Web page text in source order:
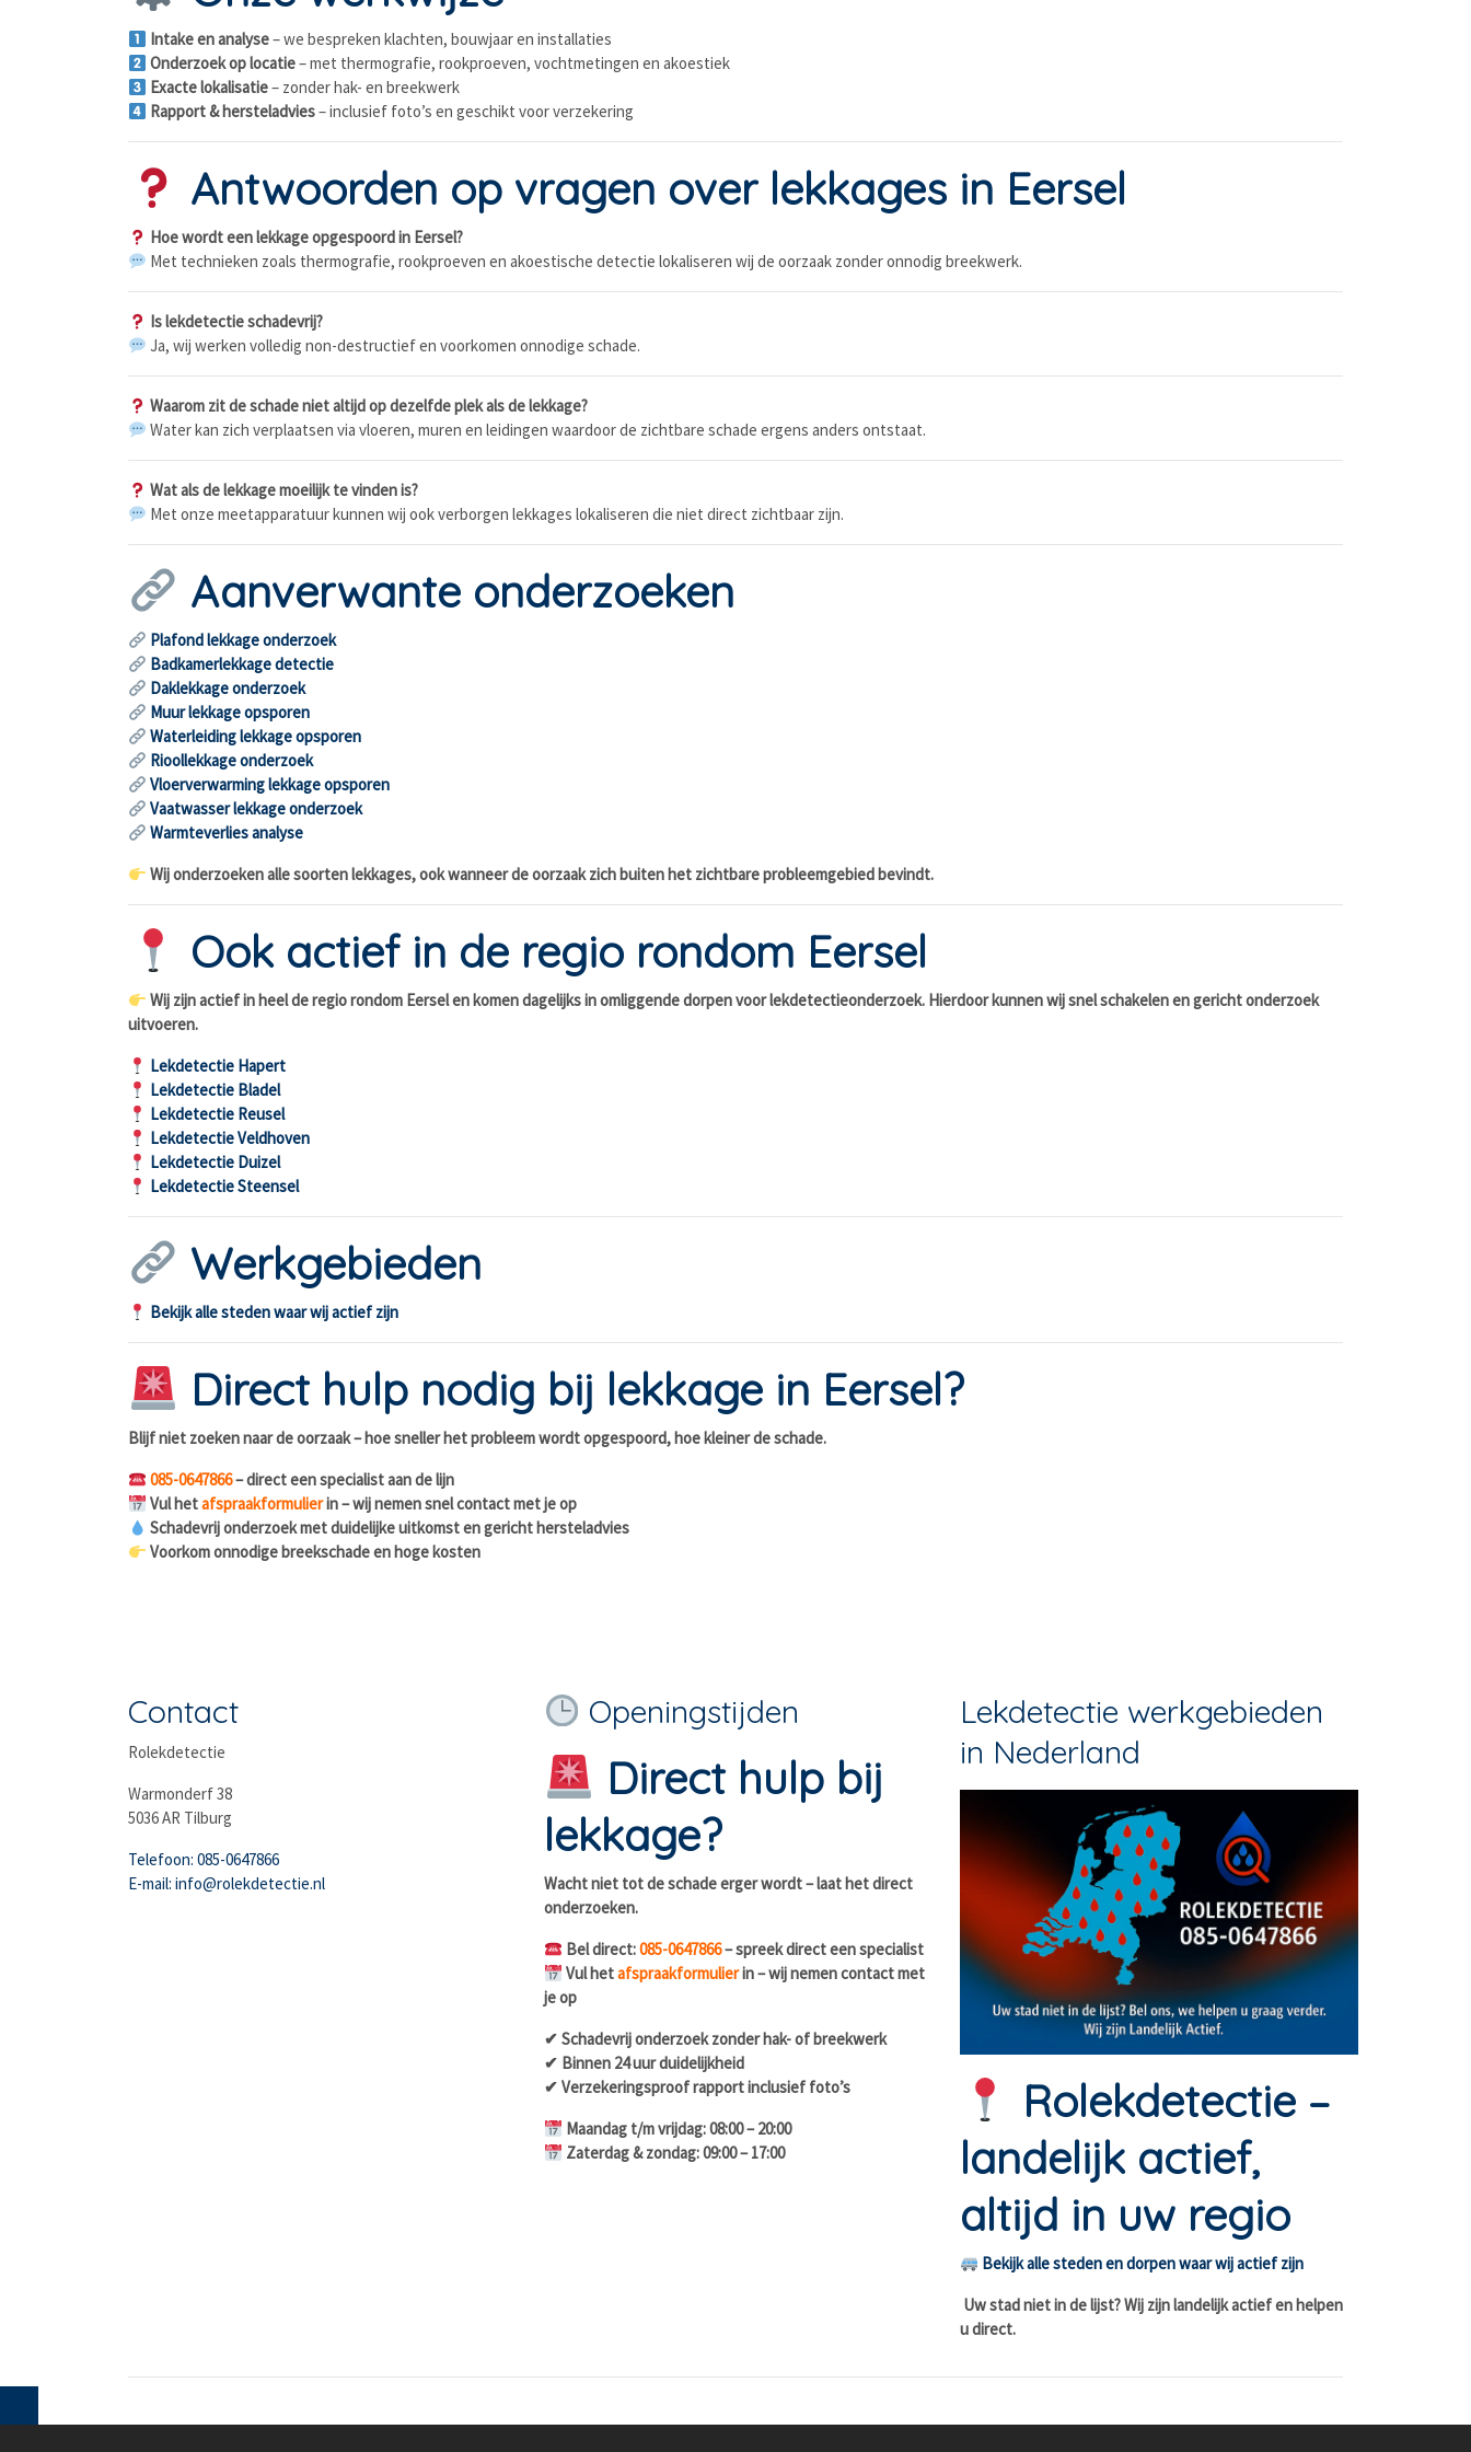
Intake en analyse– we bespreken klachten, bouwjaar en installaties
Onderzoek op locatie– met thermografie, rookproeven, vochtmetingen en akoestiek
Exacte lokalisatie– zonder hak- en breekwerk
Rapport & hersteladvies– inclusief foto’s en geschikt voor verzekering
Antwoorden op vragen over lekkages in Eersel
Hoe wordt een lekkage opgespoord in Eersel?
Met technieken zoals thermografie, rookproeven en akoestische detectie lokaliseren wij de oorzaak zonder onnodig breekwerk.
Is lekdetectie schadevrij?
Ja, wij werken volledig non-destructief en voorkomen onnodige schade.
Waarom zit de schade niet altijd op dezelfde plek als de lekkage?
Water kan zich verplaatsen via vloeren, muren en leidingen waardoor de zichtbare schade ergens anders ontstaat.
Wat als de lekkage moeilijk te vinden is?
Met onze meetapparatuur kunnen wij ook verborgen lekkages lokaliseren die niet direct zichtbaar zijn.
Aanverwante onderzoeken
Plafond lekkage onderzoek
Badkamerlekkage detectie
Daklekkage onderzoek
Muur lekkage opsporen
Waterleiding lekkage opsporen
Rioollekkage onderzoek
Vloerverwarming lekkage opsporen
Vaatwasser lekkage onderzoek
Warmteverlies analyse
Wij onderzoeken alle soorten lekkages, ook wanneer de oorzaak zich buiten het zichtbare probleemgebied bevindt.
Ook actief in de regio rondom Eersel
Wij zijn actief in heel de regio rondom Eersel en komen dagelijks in omliggende dorpen voor lekdetectieonderzoek. Hierdoor kunnen wij snel schakelen en gericht onderzoek
uitvoeren.
Lekdetectie Hapert
Lekdetectie Bladel
Lekdetectie Reusel
Lekdetectie Veldhoven
Lekdetectie Duizel
Lekdetectie Steensel
Werkgebieden
Bekijk alle steden waar wij actief zijn
Direct hulp nodig bij lekkage in Eersel?
Blijf niet zoeken naar de oorzaak – hoe sneller het probleem wordt opgespoord, hoe kleiner de schade.
085-0647866– direct een specialist aan de lijn
Vul hetafspraakformulierin – wij nemen snel contact met je op
Schadevrij onderzoek met duidelijke uitkomst en gericht hersteladvies
Voorkom onnodige breekschade en hoge kosten
Contact
Rolekdetectie
Warmonderf 38
5036 AR Tilburg
Telefoon: 085-0647866
E-mail: info@rolekdetectie.nl
Openingstijden
Direct hulp bij
lekkage?
Wacht niet tot de schade erger wordt – laat het direct
onderzoeken.
Bel direct:085-0647866– spreek direct een specialist
Vul hetafspraakformulierin – wij nemen contact met
je op
✔ Schadevrij onderzoek zonder hak- of breekwerk
✔ Binnen 24 uur duidelijkheid
✔ Verzekeringsproof rapport inclusief foto’s
Maandag t/m vrijdag: 08:00 – 20:00
Zaterdag & zondag: 09:00 – 17:00
Lekdetectie werkgebieden
in Nederland
Rolekdetectie –
landelijk actief,
altijd in uw regio
Bekijk alle steden en dorpen waar wij actief zijn
Uw stad niet in de lijst? Wij zijn landelijk actief en helpen
u direct.